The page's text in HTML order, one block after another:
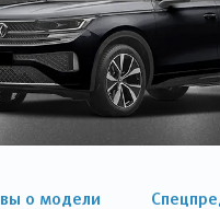
о модели